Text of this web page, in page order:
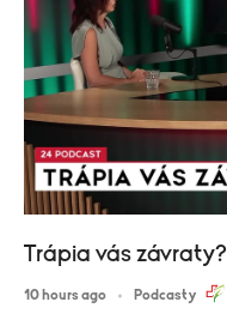
Trápia vás závraty?
10 hours ago Podcasty